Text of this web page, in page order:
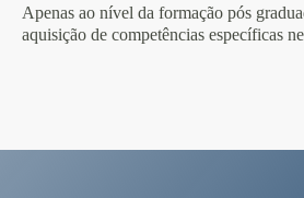
Apenas ao nível da formação pós
aquisição de competências específicas